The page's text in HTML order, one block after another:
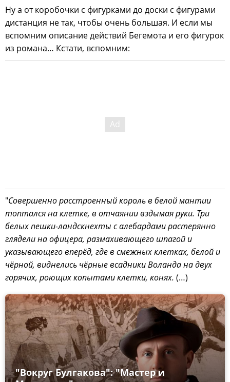
Ну а от коробочки с фигурками до доски с фигурами
дистанция не так, чтобы очень большая. И если мы
вспомним описание действий Бегемота и его фигурок
из романа… Кстати, вспомним:
"Совершенно расстроенный король в белой мантии
топтался на клетке, в отчаянии вздымая руки. Три
белых пешки-ландскнехты с алебардами растерянно
глядели на офицера, размахивающего шпагой и
указывающего вперёд, где в смежных клетках, белой и
чёрной, виднелись чёрные всадники Воланда на двух
горячих, роющих копытами клетки, конях. (…)
"Вокруг Булгакова": "Мастер и